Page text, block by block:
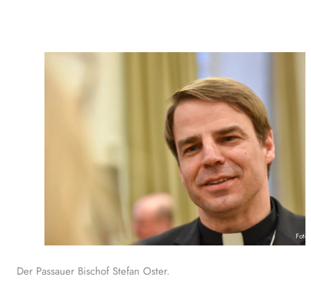
Der Passauer Bischof Stefan Oster.